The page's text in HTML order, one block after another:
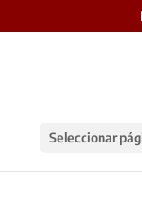
Seleccionar